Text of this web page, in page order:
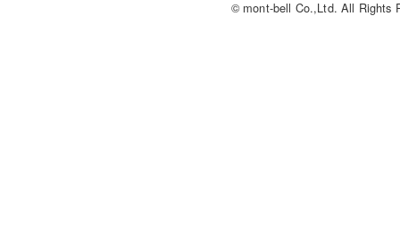
© mont-bell Co.,Ltd. All Rights